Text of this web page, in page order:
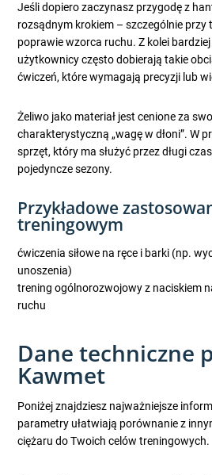
Jeśli dopiero zaczynasz przygodę z
rozsądnym krokiem – szczególnie przy
poprawie wzorca ruchu. Z kolei
użytkownicy często dobierają takie
ćwiczeń, które wymagają precyzji lub
Żeliwo jako materiał jest cenione za
charakterystyczną „wagę w dłoni”. W
sprzęt, który ma służyć przez długi
pojedyncze sezony.
Przykładowe
treningowym
ćwiczenia siłowe na ręce i barki (np.
unoszenia)
trening ogólnorozwojowy z naciskiem
ruchu
Dane techniczne
Kawmet
Poniżej znajdziesz najważniejsze
parametry ułatwiają porównanie z
ciężaru do Twoich celów treningowych.